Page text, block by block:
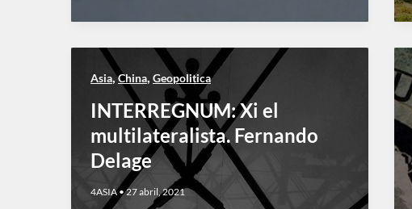
Asia,China Geopolitica
INTERREGNUM: Xi el
multilateralista. Fernando
Delage
4ASIA•27 abril, 2021